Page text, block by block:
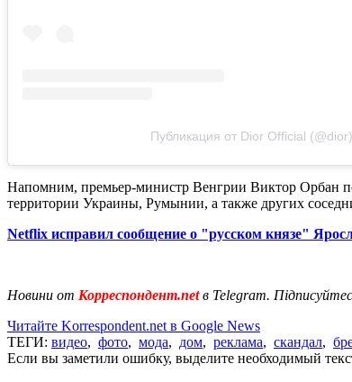
Публикация от Dior Official (@dior)
Напомним, премьер-министр Венгрии Виктор Орбан
территории Украины, Румынии, а также других
Netflix исправил сообщение о "русском князе"
Новини от Корреспондент.netв Telegram.
Читайте Korrespondent.net в Google News
ТЕГИ: видео, фото, мода, дом, реклама, скандал,
Если вы заметили ошибку, выделите необходимый